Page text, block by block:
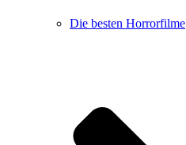
Die besten Horrorfilme